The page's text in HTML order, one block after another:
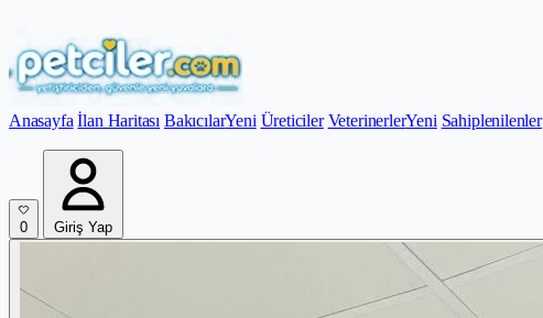
Anasayfa İlan Haritası BakıcılarYeni Üreticiler VeterinerlerYeni Sahiplenilenler
0 Giriş Yap